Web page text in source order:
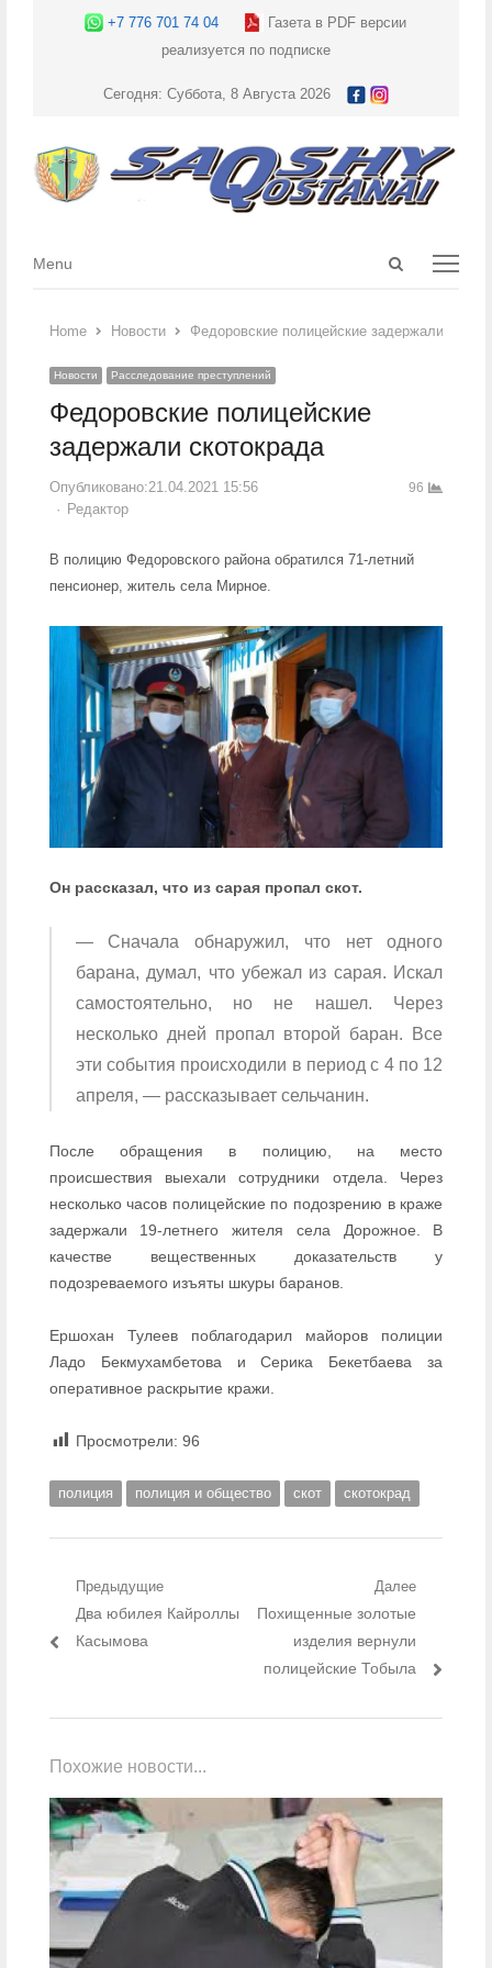
+7 776 701 74 04
Газета в PDF версии
реализуется по подписке
Сегодня: Суббота, 8 Августа 2026
Open
Menu
Menu
Home Новости Федоровские полицейские задержали
Новости Расследование преступлений
Федоровские полицейские
задержали скотокрада
Опубликовано:21.04.2021 15:56
Author
Редактор
96
В полицию Федоровского района обратился 71-летний
пенсионер, житель села Мирное.
Он рассказал, что из сарая пропал скот.
— Сначала обнаружил, что нет одного
барана, думал, что убежал из сарая. Искал
самостоятельно, но не нашел. Через
несколько дней пропал второй баран. Все
эти события происходили в период с 4 по 12
апреля, — рассказывает сельчанин.
После обращения в полицию, на место
происшествия выехали сотрудники отдела. Через
несколько часов полицейские по подозрению в краже
задержали 19-летнего жителя села Дорожное. В
качестве вещественных доказательств у
подозреваемого изъяты шкуры баранов.
Ершохан Тулеев поблагодарил майоров полиции
Ладо Бекмухамбетова и Серика Бекетбаева за
оперативное раскрытие кражи.
Просмотрели: 96
полиция полиция и общество скот скотокрад
Навигация по записям
Предыдущие
Предыдущий пост:
Два юбилея Кайроллы
Касымова
Далее
Следующий пост:
Похищенные золотые
изделия вернули
полицейские Тобыла
Похожие новости...